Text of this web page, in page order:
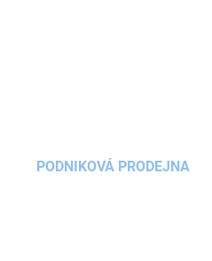
PODNIKOVÁ PRODEJNA